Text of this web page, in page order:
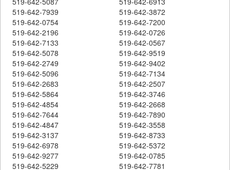
519-642-7939
519-642-3872
519-642-0754
519-642-7200
519-642-2196
519-642-0726
519-642-7133
519-642-0567
519-642-5078
519-642-9519
519-642-2749
519-642-9402
519-642-5096
519-642-7134
519-642-2683
519-642-2507
519-642-5864
519-642-3746
519-642-4854
519-642-2668
519-642-7644
519-642-7890
519-642-4847
519-642-3558
519-642-3137
519-642-8733
519-642-6978
519-642-5372
519-642-9277
519-642-0785
519-642-5229
519-642-7781